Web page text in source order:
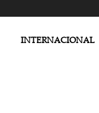
INTERNACIONAL